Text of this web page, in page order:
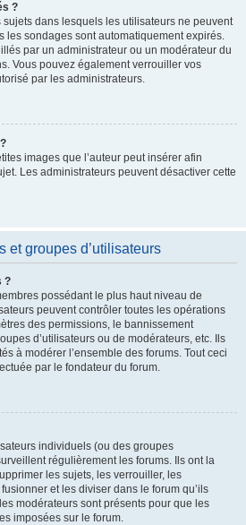
?
dans lesquels les utilisateurs ne peuvent
les sondages sont automatiquement expirés.
par un administrateur ou un modérateur du
Vous pouvez également verrouiller vos
par les administrateurs.
images que l’auteur peut insérer afin
Les administrateurs peuvent désactiver cette
et groupes d’utilisateurs
?
possédant le plus haut niveau de
peuvent contrôler toutes les opérations
des permissions, le bannissement
d’utilisateurs ou de modérateurs, etc. Ils
à modérer l’ensemble des forums. Tout ceci
par le fondateur du forum.
individuels (ou des groupes
régulièrement les forums. Ils ont la
les sujets, les verrouiller, les
et les diviser dans le forum qu’ils
modérateurs sont présents pour que les
imposées sur le forum.